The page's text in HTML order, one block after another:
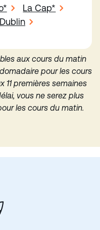
La Cap*
Dublin
aux cours du matin
pour les cours
11 premières semaines
vous ne serez plus
les cours du matin.